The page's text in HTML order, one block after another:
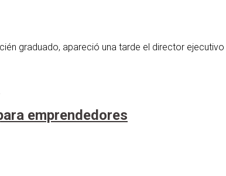
graduado, apareció una tarde el director
emprendedores